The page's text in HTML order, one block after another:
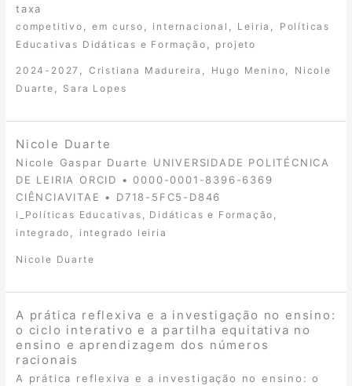
taxa
competitivo ,em curso internacional Leiria
Políticas
Educativas Didáticas e Formação
projeto
2024-2027 Cristiana Madureira Hugo Menino
Nicole
Duarte
Sara Lopes
Nicole Duarte
Nicole Gaspar Duarte UNIVERSIDADE POLITÉCNICA
DE LEIRIA ORCID • 0000-0001-8396-6369
CIÊNCIAVITAE • D718-5FC5-D846
i_Políticas Educativas, Didáticas e Formação ,
integrado , integrado leiria
Nicole Duarte
A prática reflexiva e a investigação no ensino:
o ciclo interativo e a partilha equitativa no
ensino e aprendizagem dos números
racionais
A prática reflexiva e a investigação no ensino: o